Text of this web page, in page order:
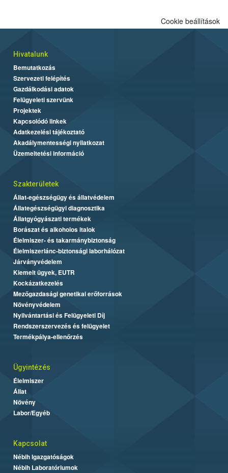
Cookie beállítások
Hivatalunk
Bemutatkozás
Szervezeti felépítés
Gazdálkodási adatok
Felügyeleti szervünk
Projektek
Kapcsolódó linkek
Adatkezelési tájékoztató
Akadálymentességi nyilatkozat
Üzemeltetési információ
Szakterületek
Állat-egészségügy és állatvédelem
Állategészségügyi diagnosztika
Állatgyógyászati termékek
Borászat és alkoholos italok
Élelmiszer- és takarmánybiztonság
Élelmiszerlánc-biztonsági laborhálózat
Járványvédelem
Kiemelt ügyek, EUTR
Kockázatkezelés
Mezőgazdasági genetikai erőforrások
Növényvédelem
Nyilvántartási és Felügyeleti Díj
Rendszerszervezés és felügyelet
Termékpálya-ellenőrzés
Ügyintézés
Élelmiszer
Állat
Növény
Labor/Egyéb
Kapcsolat
Nébih Igazgatóságok
Nébih Laboratóriumok